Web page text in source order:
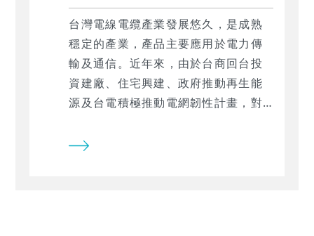
台灣電線電纜產業發展悠久，是成熟
穩定的產業，產品主要應用於電力傳
輸及通信。近年來，由於台商回台投
資建廠、住宅興建、政府推動再生能
源及台電積極推動電網韌性計畫，對